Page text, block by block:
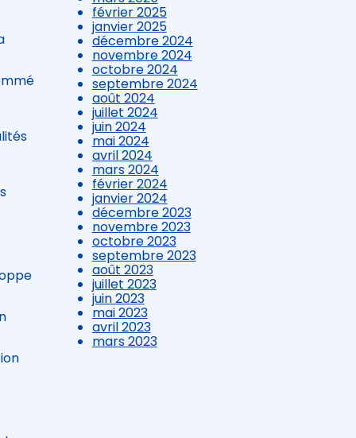
février 2025
janvier 2025
décembre 2024
novembre 2024
octobre 2024
septembre 2024
août 2024
juillet 2024
juin 2024
mai 2024
avril 2024
mars 2024
février 2024
janvier 2024
décembre 2023
novembre 2023
octobre 2023
septembre 2023
août 2023
juillet 2023
juin 2023
mai 2023
avril 2023
mars 2023